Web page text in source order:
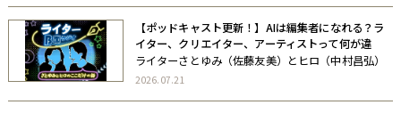
印象を見違えさせるショートカットのポイ […]
【ポッドキャスト更新！】AIは編集者になれる？ラ
イター、クリエイター、アーティストって何が違
う？／ライターB面ラジオVol5
ライターさとゆみ（佐藤友美）とヒロ（中村昌弘）
が、“B面”の気分でおしゃべりする、ここだけの話。
2026.07.21